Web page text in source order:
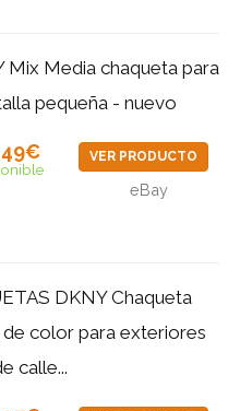
Mix Media chaqueta para
pequeña - nuevo
VER PRODUCTO
eBay
DKNY Chaqueta
color para exteriores
calle...